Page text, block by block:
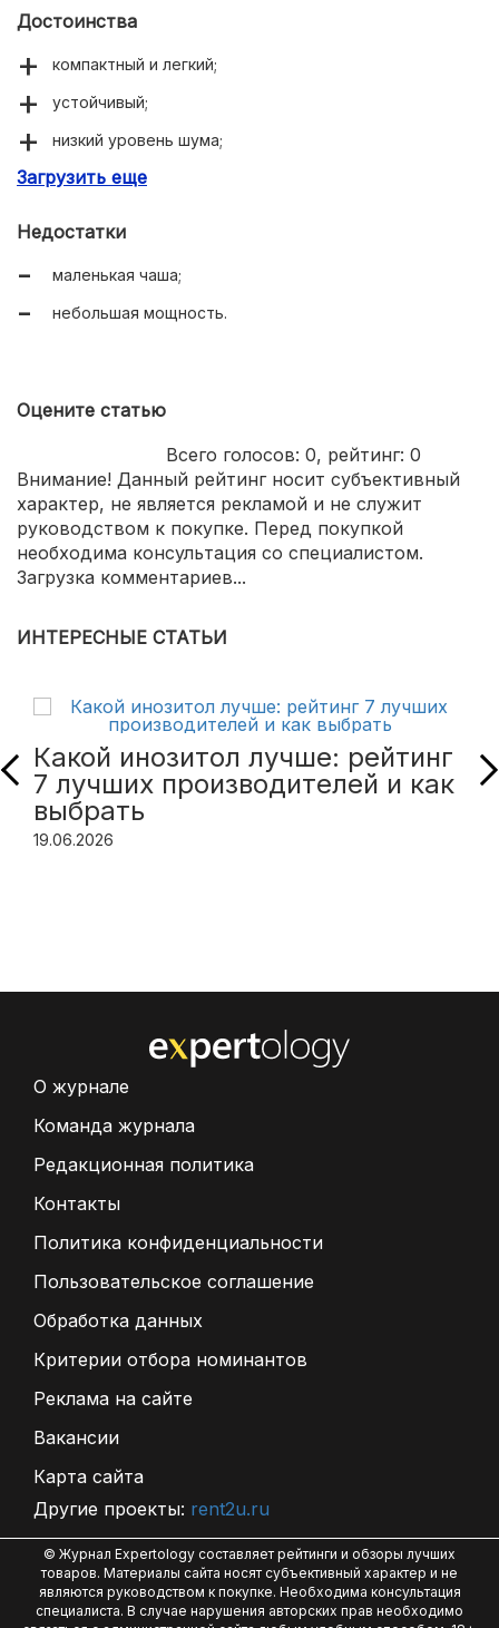
Достоинства
компактный и легкий;
устойчивый;
низкий уровень шума;
универсальный нож с острыми лезвиями;
Загрузить еще
Недостатки
маленькая чаша;
небольшая мощность.
Оцените статью
Всего голосов: 0, рейтинг: 0
Внимание! Данный рейтинг носит субъективный
характер, не является рекламой и не служит
руководством к покупке. Перед покупкой
необходима консультация со специалистом.
Загрузка комментариев...
ИНТЕРЕСНЫЕ СТАТЬИ
Какой инозитол лучше: рейтинг
7 лучших производителей и как
выбрать
19.06.2026
О журнале
Команда журнала
Редакционная политика
Контакты
Политика конфиденциальности
Пользовательское соглашение
Обработка данных
Критерии отбора номинантов
Реклама на сайте
Вакансии
Карта сайта
Другие проекты: rent2u.ru
© Журнал Expertology составляет рейтинги и обзоры лучших
товаров. Материалы сайта носят субъективный характер и не
являются руководством к покупке. Необходима консультация
специалиста. В случае нарушения авторских прав необходимо